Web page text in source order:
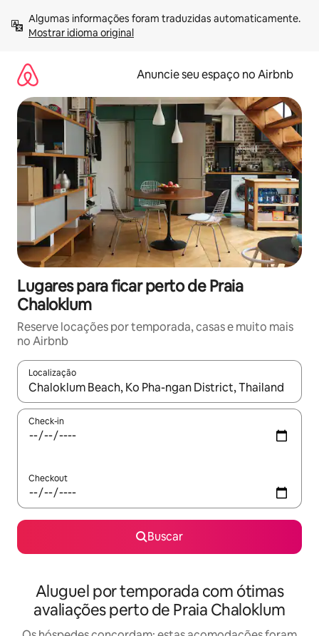
para
Mostrar idioma original
Anuncie seu espaço no Airbnb
Lugares para ficar perto de Praia
Chaloklum
Reserve locações por temporada, casas e muito mais
no Airbnb
Localização
Quando os resultados estiverem disponíveis, explore-os
Check-in
Checkout
Buscar
Aluguel por temporada com ótimas
avaliações perto de Praia Chaloklum